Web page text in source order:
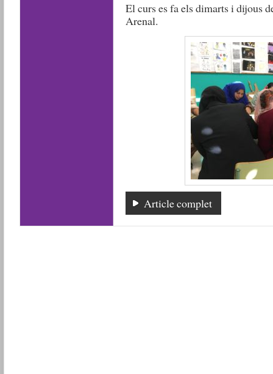
El curs es fa els dimarts i dijous
Arenal.
Article complet